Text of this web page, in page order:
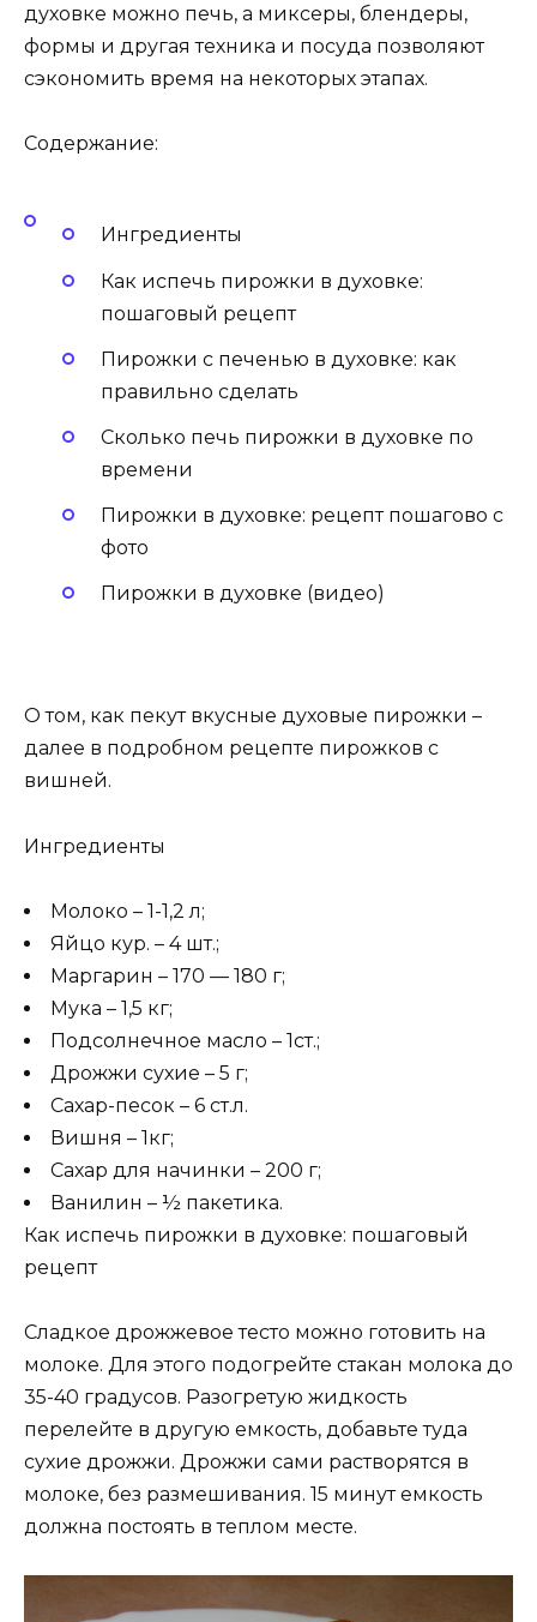
духовке можно печь, а миксеры, блендеры,
формы и другая техника и посуда позволяют
сэкономить время на некоторых этапах.
Содержание:
Ингредиенты
Как испечь пирожки в духовке:
пошаговый рецепт
Пирожки с печенью в духовке: как
правильно сделать
Сколько печь пирожки в духовке по
времени
Пирожки в духовке: рецепт пошагово с
фото
Пирожки в духовке (видео)
О том, как пекут вкусные духовые пирожки –
далее в подробном рецепте пирожков с
вишней.
Ингредиенты
Молоко – 1-1,2 л;
Яйцо кур. – 4 шт.;
Маргарин – 170 — 180 г;
Мука – 1,5 кг;
Подсолнечное масло – 1ст.;
Дрожжи сухие – 5 г;
Сахар-песок – 6 ст.л.
Вишня – 1кг;
Сахар для начинки – 200 г;
Ванилин – ½ пакетика.
Как испечь пирожки в духовке: пошаговый
рецепт
Сладкое дрожжевое тесто можно готовить на
молоке. Для этого подогрейте стакан молока до
35-40 градусов. Разогретую жидкость
перелейте в другую емкость, добавьте туда
сухие дрожжи. Дрожжи сами растворятся в
молоке, без размешивания. 15 минут емкость
должна постоять в теплом месте.